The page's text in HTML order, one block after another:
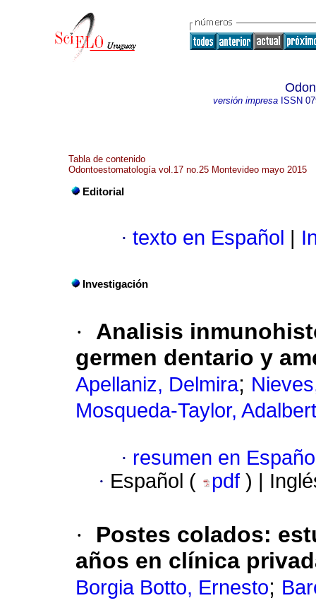
versión impresaISSN
Tabla de contenido
Odontoestomatología vol.17 no.25 Montevideo mayo 2015
Editorial
· texto en Español
Investigación
·
Analisis
germen dentario y
Apellaniz, Delmira;
Mosqueda-Taylor,
· resumen en
· Español ( pdf ) |
·
Postes colados:
años en clínica
Borgia Botto, Ernesto;